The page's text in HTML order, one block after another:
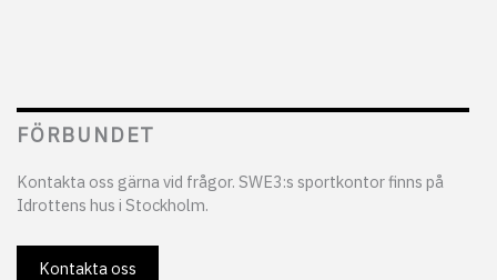
FÖRBUNDET
Kontakta oss gärna vid frågor. SWE3:s sportkontor finns på
Idrottens hus i Stockholm.
Kontakta oss